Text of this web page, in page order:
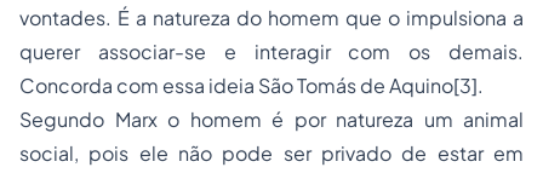
vontades. É a natureza do homem que o impulsiona a
querer associar-se e interagir com os demais.
Concorda com essa ideia São Tomás de Aquino[3].
Segundo Marx o homem é por natureza um animal
social, pois ele não pode ser privado de estar em